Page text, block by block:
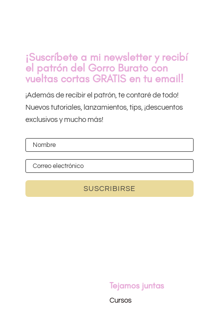
¡Suscríbete a mi newsletter y recibí
el patrón del Gorro Burato con
vueltas cortas GRATIS en tu email!
¡Además de recibir el patrón, te contaré de todo!
Nuevos tutoriales, lanzamientos, tips, ¡descuentos
exclusivos y mucho más!
SUSCRIBIRSE
Tejamos juntas
Cursos